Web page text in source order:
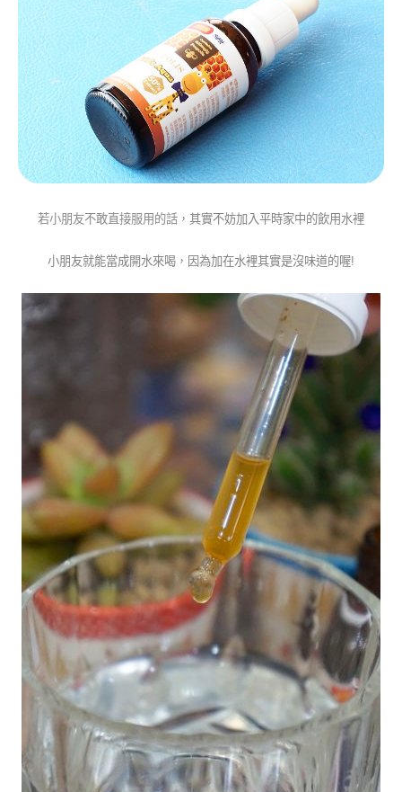
若小朋友不敢直接服用的話 ， 其實不妨加入平時家中的飲用水裡
小朋友就能當成開水來喝 ， 因為加在水裡其實是沒味道的喔!